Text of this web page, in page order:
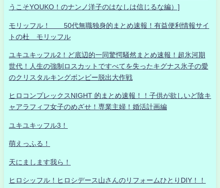
うこそYOUKO！のナンノ洋子のはなしは信じるな編）]
モリッフル！ 50代無職独身的まとめ速報！有益便利情報サイ
トの杜 モリッフル
ユキユキッフル2！ど底辺的一同驚愕騒然まとめ速報！超氷河期
世代！人生の強制ロスカットですべてを失ったキグナス氷子の愛
のクリスタルキングボンビー脱出大作戦
ヒロコンプレックスNIGHT 的まとめ速報！！子供が欲しいど陰キ
ャアラフィフ女子のめざせ！専業主婦！婚活計画編
ユキユキッフル3！
萌えっふる！
天にまします我ら！
ヒロシッフル！ヒロシデース山さんのリフォームひとりDIY！！